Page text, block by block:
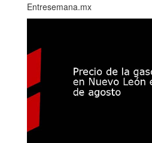
Entresemana.mx